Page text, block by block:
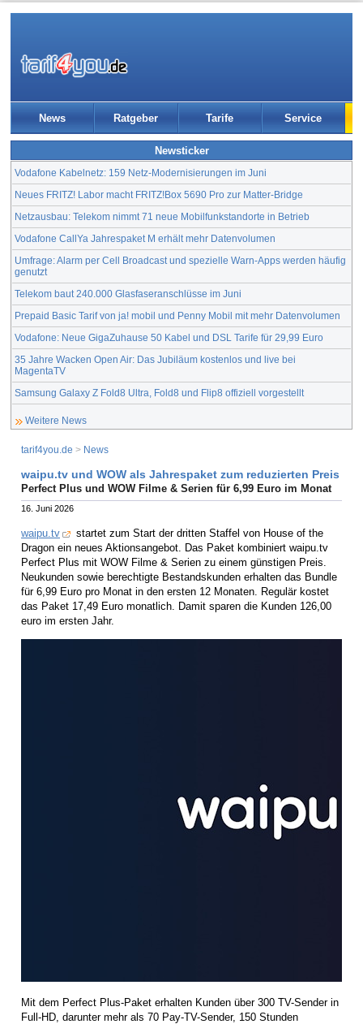
News Ratgeber Tarife Service
Newsticker
Vodafone Kabelnetz: 159 Netz-Modernisierungen im Juni
Neues FRITZ! Labor macht FRITZ!Box 5690 Pro zur Matter-Bridge
Netzausbau: Telekom nimmt 71 neue Mobilfunkstandorte in Betrieb
Vodafone CallYa Jahrespaket M erhält mehr Datenvolumen
Umfrage: Alarm per Cell Broadcast und spezielle Warn-Apps werden häufig
genutzt
Telekom baut 240.000 Glasfaseranschlüsse im Juni
Prepaid Basic Tarif von ja! mobil und Penny Mobil mit mehr Datenvolumen
Vodafone: Neue GigaZuhause 50 Kabel und DSL Tarife für 29,99 Euro
35 Jahre Wacken Open Air: Das Jubiläum kostenlos und live bei
MagentaTV
Samsung Galaxy Z Fold8 Ultra, Fold8 und Flip8 offiziell vorgestellt
Weitere News
tarif4you.de > News
waipu.tv und WOW als Jahrespaket zum reduzierten Preis
Perfect Plus und WOW Filme & Serien für 6,99 Euro im Monat
16. Juni 2026
waipu.tv
startet zum Start der dritten Staffel von House of the
Dragon ein neues Aktionsangebot. Das Paket kombiniert waipu.tv
Perfect Plus mit WOW Filme & Serien zu einem günstigen Preis.
Neukunden sowie berechtigte Bestandskunden erhalten das Bundle
für 6,99 Euro pro Monat in den ersten 12 Monaten. Regulär kostet
das Paket 17,49 Euro monatlich. Damit sparen die Kunden 126,00
euro im ersten Jahr.
Mit dem Perfect Plus-Paket erhalten Kunden über 300 TV-Sender in
Full-HD, darunter mehr als 70 Pay-TV-Sender, 150 Stunden